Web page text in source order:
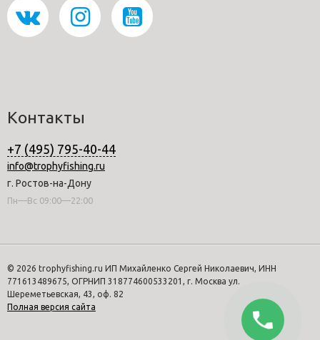
Контакты
+7 (495) 795-40-44
info@trophyfishing.ru
г. Ростов-на-Дону
Пн—Вс 09:00—22:00
© 2026 trophyfishing.ru ИП Михайленко Сергей Николаевич, ИНН
771613489675, ОГРНИП 318774600533201, г. Москва ул.
Шереметьевская, 43, оф. 82
Полная версия сайта